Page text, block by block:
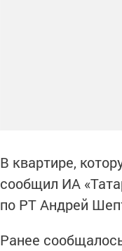
В квартире,
сообщил ИА
по РТ Андрей
Ранее